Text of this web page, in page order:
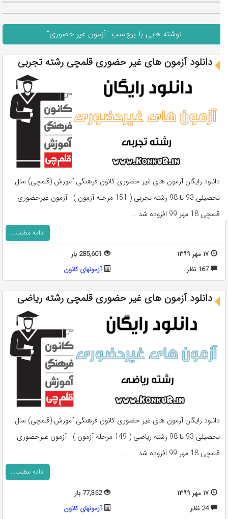
نوشته هایی با برچسب "آزمون غیر حضوری"
دانلود آزمون های غیر حضوری قلمچی رشته تجربی
دانلود رایگان آزمون های غیر حضوری کانون فرهنگی آموزش (قلمچی) سال
تحصیلی 93 تا 98 رشته تجربی ( 151 مرحله آزمون ) آزمون غیرحضوری
قلمچی 18 مهر 99 افزوده شد ...
ادامه مطلب...
۱۷ مهر ۱۳۹۹
285,601 بار
167 نظر
آزمونهای کانون
دانلود آزمون های غیر حضوری قلمچی رشته ریاضی
دانلود رایگان آزمون های غیر حضوری کانون فرهنگی آموزش (قلمچی) سال
تحصیلی 93 تا 98 رشته ریاضی ( 149 مرحله آزمون ) آزمون غیرحضوری
قلمچی 18 مهر 99 افزوده شد ...
ادامه مطلب...
۱۷ مهر ۱۳۹۹
77,352 بار
24 نظر
آزمونهای کانون